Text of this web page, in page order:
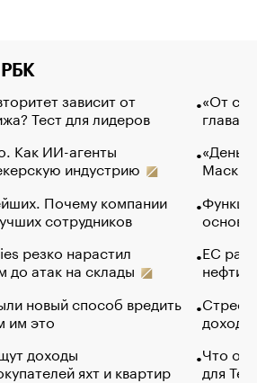
РБК
зависит от
Тест для лидеров
Как ИИ-агенты
индустрию
Почему компании
сотрудников
резко нарастил
до атак на склады
новый способ вредить
им это
доходы
яхт и квартир
«От
глава
Маск в
основ
ЕС
нефти
Что
для